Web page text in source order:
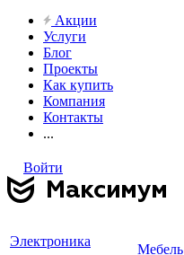
Акции
Услуги
Блог
Проекты
Как купить
Компания
Контакты
...
Войти
Электроника
Мебель